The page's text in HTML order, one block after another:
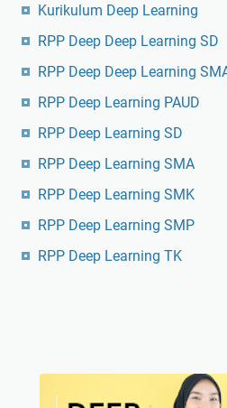
Kurikulum Deep Learning
RPP Deep Deep Learning SD
RPP Deep Deep Learning
RPP Deep Learning PAUD
RPP Deep Learning SD
RPP Deep Learning SMA
RPP Deep Learning SMK
RPP Deep Learning SMP
RPP Deep Learning TK